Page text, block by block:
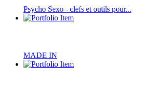
Psycho Sexo - clefs et outils pour...
MADE IN